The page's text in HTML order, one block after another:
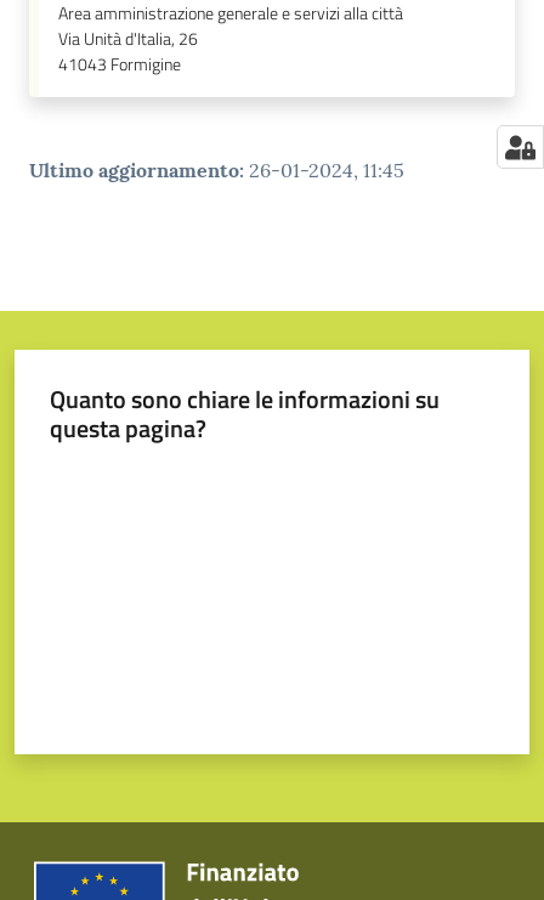
Area amministrazione generale e servizi alla città
Via Unità d'Italia, 26
41043 Formigine
Ultimo aggiornamento: 26-01-2024, 11:45
Quanto sono chiare le informazioni su
questa pagina?